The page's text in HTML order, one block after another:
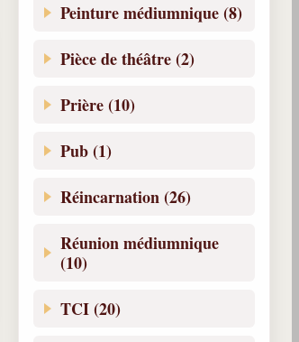
Peinture médiumnique (8)
Pièce de théâtre (2)
Prière (10)
Pub (1)
Réincarnation (26)
Réunion médiumnique
(10)
TCI (20)